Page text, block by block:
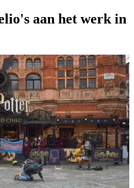
aan het werk in